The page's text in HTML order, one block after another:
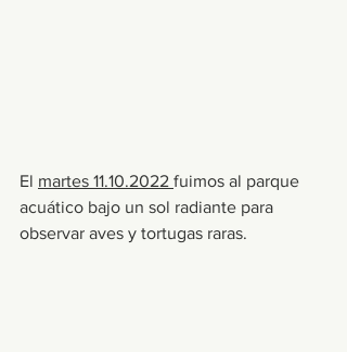
El martes 11.10.2022 fuimos al parque
acuático bajo un sol radiante para
observar aves y tortugas raras.